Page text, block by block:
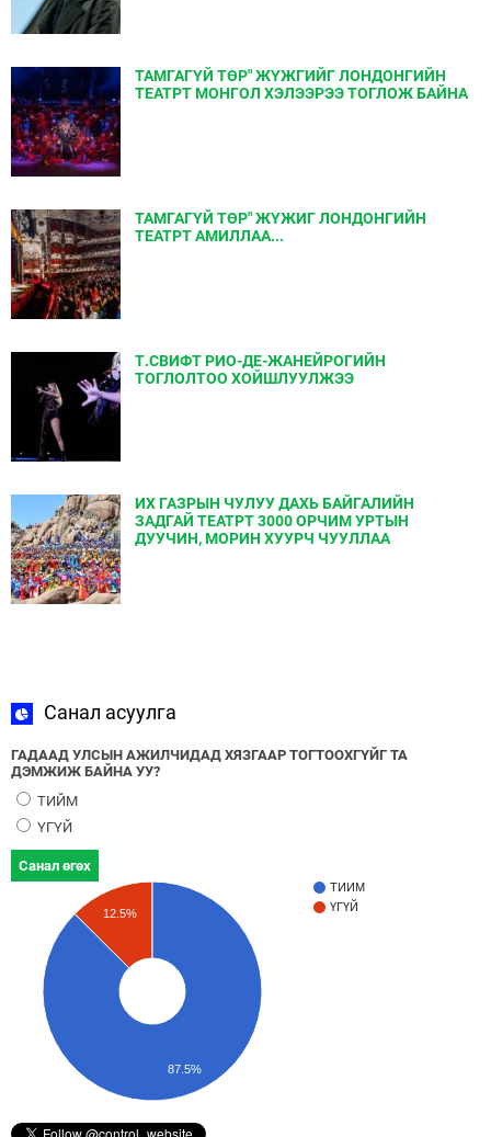
ТАМГАГҮЙ ТӨР" ЖҮЖГИЙГ ЛОНДОНГИЙН
ТЕАТРТ МОНГОЛ ХЭЛЭЭРЭЭ ТОГЛОЖ БАЙНА
ТАМГАГҮЙ ТӨР" ЖҮЖИГ ЛОНДОНГИЙН
ТЕАТРТ АМИЛЛАА...
Т.СВИФТ РИО-ДЕ-ЖАНЕЙРОГИЙН
ТОГЛОЛТОО ХОЙШЛУУЛЖЭЭ
ИХ ГАЗРЫН ЧУЛУУ ДАХЬ БАЙГАЛИЙН
ЗАДГАЙ ТЕАТРТ 3000 ОРЧИМ УРТЫН
ДУУЧИН, МОРИН ХУУРЧ ЧУУЛЛАА
Санал асуулга
ГАДААД УЛСЫН АЖИЛЧИДАД ХЯЗГААР ТОГТООХГҮЙГ ТА
ДЭМЖИЖ БАЙНА УУ?
ТИЙМ
ҮГҮЙ
Санал өгөх
ТИЙМ
ҮГҮЙ
12.5%
87.5%